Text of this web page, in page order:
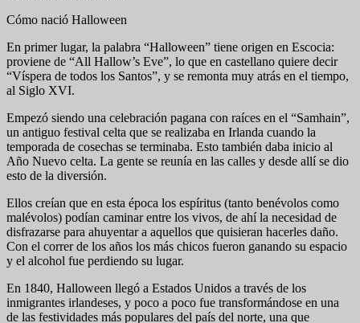
Cómo nació Halloween
En primer lugar, la palabra “Halloween” tiene origen en Escocia:
proviene de “All Hallow’s Eve”, lo que en castellano quiere decir
“Víspera de todos los Santos”, y se remonta muy atrás en el tiempo,
al Siglo XVI.
Empezó siendo una celebración pagana con raíces en el “Samhain”,
un antiguo festival celta que se realizaba en Irlanda cuando la
temporada de cosechas se terminaba. Esto también daba inicio al
Año Nuevo celta. La gente se reunía en las calles y desde allí se dio
esto de la diversión.
Ellos creían que en esta época los espíritus (tanto benévolos como
malévolos) podían caminar entre los vivos, de ahí la necesidad de
disfrazarse para ahuyentar a aquellos que quisieran hacerles daño.
Con el correr de los años los más chicos fueron ganando su espacio
y el alcohol fue perdiendo su lugar.
En 1840, Halloween llegó a Estados Unidos a través de los
inmigrantes irlandeses, y poco a poco fue transformándose en una
de las festividades más populares del país del norte, una que